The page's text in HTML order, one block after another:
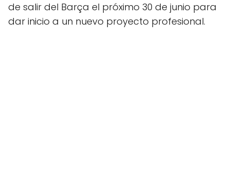
de salir del Barça el próximo 30 de junio para
dar inicio a un nuevo proyecto profesional.